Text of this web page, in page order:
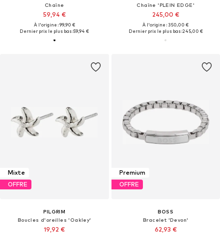
Chaîne
59,94 €
À l'origine : 99,90 €
Dernier prix le plus bas :59,94 €
Chaîne 'PLEIN EDGE'
245,00 €
À l'origine : 350,00 €
Dernier prix le plus bas :245,00 €
Mixte
OFFRE
PILGRIM
Boucles d'oreilles 'Oakley'
19,92 €
Premium
OFFRE
BOSS
Bracelet 'Devon'
62,93 €